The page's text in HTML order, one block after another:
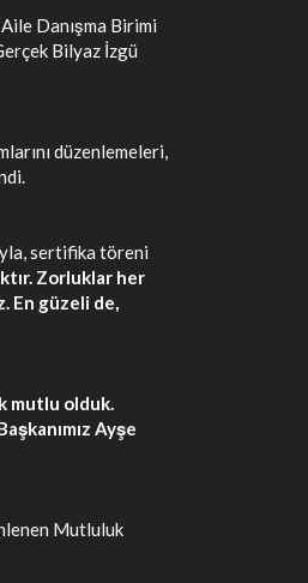
Danışma Birimi
Bilyaz İzgü
düzenlemeleri,
sertifika töreni
Zorluklar her
En güzeli de,
mutlu olduk.
Ayşe
Mutluluk